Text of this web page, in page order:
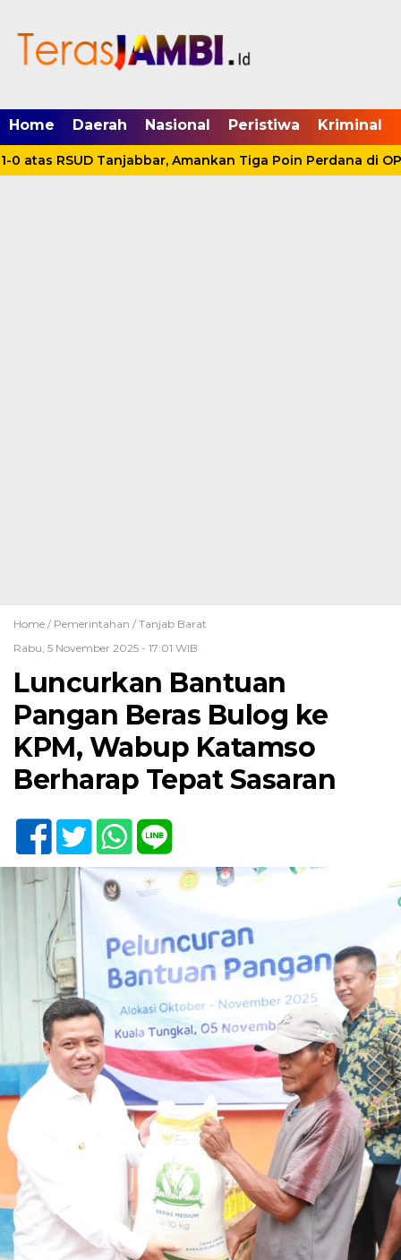
Home Daerah Nasional Peristiwa Kriminal
atas RSUD Tanjabbar, Amankan Tiga Poin Perdana di OPD
Home / Pemerintahan / Tanjab Barat
Rabu, 5 November 2025 - 17:01 WIB
Luncurkan Bantuan
Pangan Beras Bulog ke
KPM, Wabup Katamso
Berharap Tepat Sasaran